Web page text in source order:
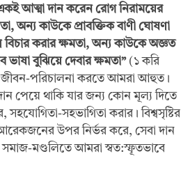
আত্মা দান করেন রোগ নিরাময়ের
অন্য কাউকে প্রাবক্তিক বাণী ঘোষণা
করার ক্ষমতা, অন্য কাউকে অজ্ঞত
বুঝিয়ে দেবার ক্ষমতা”(১ করি
জীবন-পরিচালনা করতে আমরা আহুত।
পেয়ে থাকি যার জন্য কোন মূল্য দিতে
সহভাগিতা করার। বিশ্বসৃষ্টির
উপর নির্ভর করে, সেবা দান
সমাজ-মণ্ডলিতে আমরা স্বত:স্ফূতভাবে